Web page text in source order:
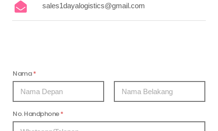
sales1dayalogistics@gmail.com
Nama*
No. Handphone*